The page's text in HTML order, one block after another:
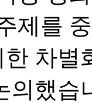
제를
차별
의했습